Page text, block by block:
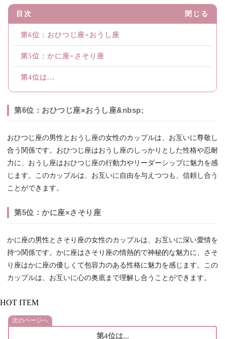
目次 閉じる
第6位：おひつじ座×おうし座
第5位：かに座×さそり座
第4位は...
第6位：おひつじ座×おうし座&nbsp;
おひつじ座の男性とおうし座の女性のカップルは、お互いに尊敬し
合う関係です。おひつじ座はおうし座のしっかりとした性格や忍耐
力に、おうし座はおひつじ座の行動力やリーダーシップに魅力を感
じます。このカップルは、お互いに自由を与えつつも、信頼し合う
ことができます。
第5位：かに座×さそり座
かに座の男性とさそり座の女性のカップルは、お互いに深い愛情を
持つ関係です。かに座はさそり座の情熱的で神秘的な魅力に、さそ
り座はかに座の優しくて包容力のある性格に魅力を感じます。この
カップルは、お互いに心の奥底まで理解し合うことができます。
HOT ITEM
次のページへ
第4位は...